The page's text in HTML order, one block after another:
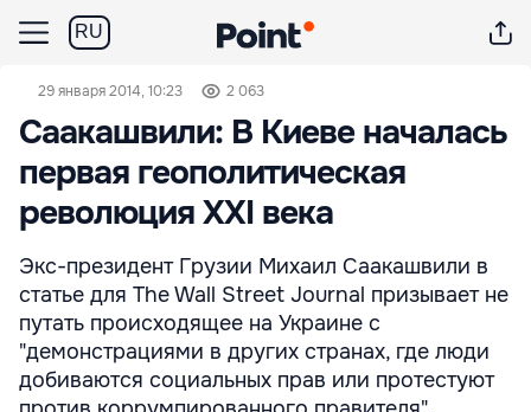
RU
29 января 2014, 10:23 2 063
Саакашвили: В Киеве началась
первая геополитическая
революция XXI века
Экс-президент Грузии Михаил Саакашвили в
статье для The Wall Street Journal призывает не
путать происходящее на Украине с
"демонстрациями в других странах, где люди
добиваются социальных прав или протестуют